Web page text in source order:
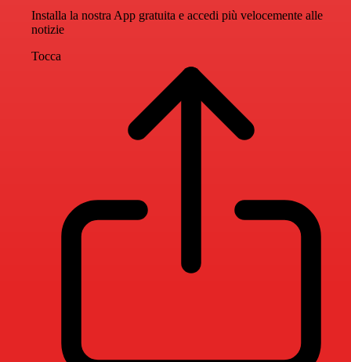
Installa la nostra App gratuita e accedi più velocemente alle
notizie
Tocca